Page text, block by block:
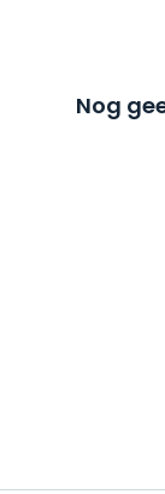
Nog